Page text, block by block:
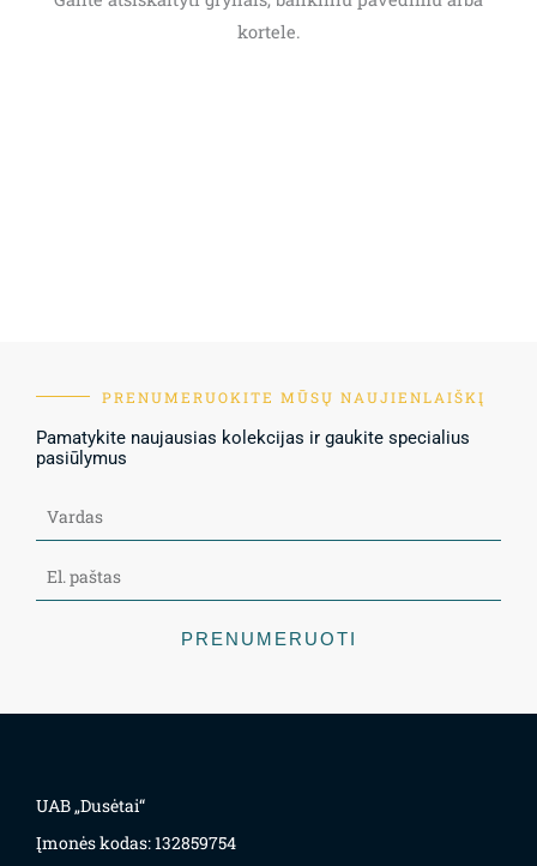
kortele.
PRENUMERUOKITE MŪSŲ NAUJIENLAIŠKĮ
Pamatykite naujausias kolekcijas ir gaukite specialius
pasiūlymus
PRENUMERUOTI
UAB „Dusėtai“
Įmonės kodas: 132859754